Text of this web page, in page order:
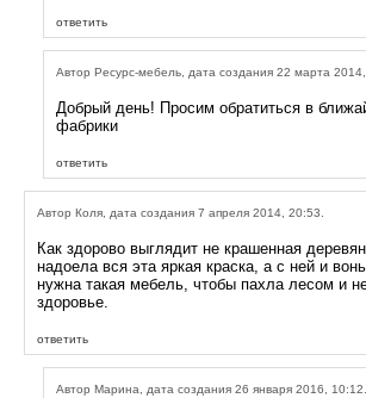
ответить
Автор Ресурс-мебель, дата создания 22 марта
Добрый день! Просим обратиться в
фабрики
ответить
Автор Коля, дата создания 7 апреля 2014, 20:53.
Как здорово выглядит не крашенная
надоела вся эта яркая краска, а с ней и
нужна такая мебель, чтобы пахла лесом и
здоровье.
ответить
Автор Марина, дата создания 26 января 2016, 10:12.